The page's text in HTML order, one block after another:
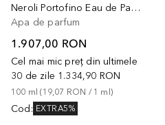
Neroli Portofino Eau de Parfum
Apa de parfum
1.907,00 RON
Cel mai mic preț din ultimele
30 de zile 1.334,90 RON
100 ml (19,07 RON / 1 ml)
Cod : EXTRA5%